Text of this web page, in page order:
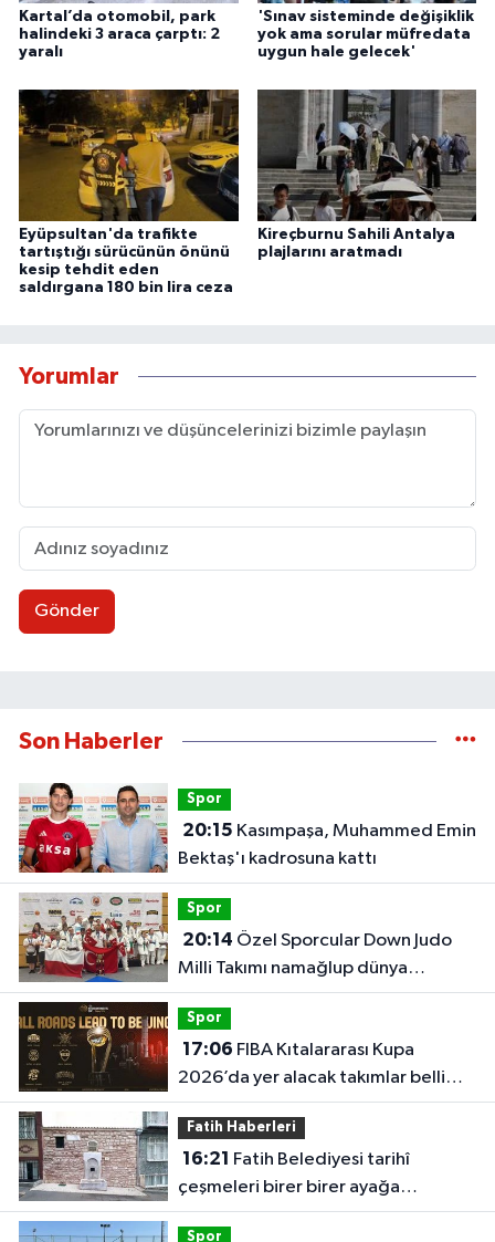
Kartal’da otomobil, park
halindeki 3 araca çarptı: 2
yaralı
'Sınav sisteminde değişiklik
yok ama sorular müfredata
uygun hale gelecek'
Eyüpsultan'da trafikte
tartıştığı sürücünün önünü
kesip tehdit eden
saldırgana 180 bin lira ceza
Kireçburnu Sahili Antalya
plajlarını aratmadı
Yorumlar
Gönder
Son Haberler
Spor
20:15
Bektaş'ı kadrosuna kattı
Spor
20:14
Milli Takımı namağlup dünya
şampiyonu
Spor
17:06
2026’da yer alacak takımlar belli
oldu
Fatih Haberleri
16:21
çeşmeleri birer birer ayağa
kaldırıyor
Spor